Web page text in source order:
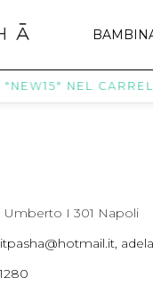
NEL
Umberto I 301 Napoli